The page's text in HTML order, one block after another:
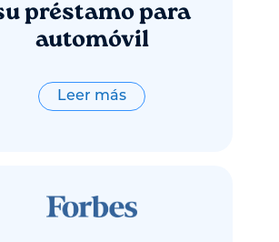
préstamo para
automóvil
Leer más